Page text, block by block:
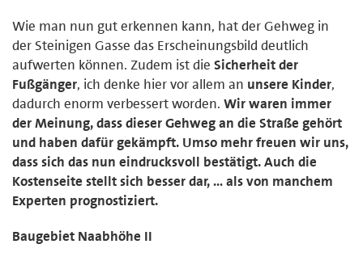
Wie man nun gut erkennen kann, hat der Gehweg in
der Steinigen Gasse das Erscheinungsbild deutlich
aufwerten können. Zudem ist die Sicherheit der
Fußgänger, ich denke hier vor allem an unsere Kinder,
dadurch enorm verbessert worden. Wir waren immer
der Meinung, dass dieser Gehweg an die Straße gehört
und haben dafür gekämpft. Umso mehr freuen wir uns,
dass sich das nun eindrucksvoll bestätigt. Auch die
Kostenseite stellt sich besser dar, … als von manchem
Experten prognostiziert.
Baugebiet Naabhöhe II